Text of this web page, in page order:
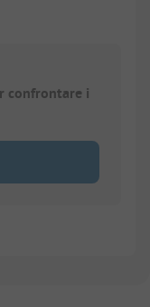
confrontare i